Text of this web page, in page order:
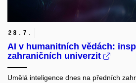
28. 7.
AI v humanitních vědách:
zahraničních univerzit
Umělá inteligence dnes na předních